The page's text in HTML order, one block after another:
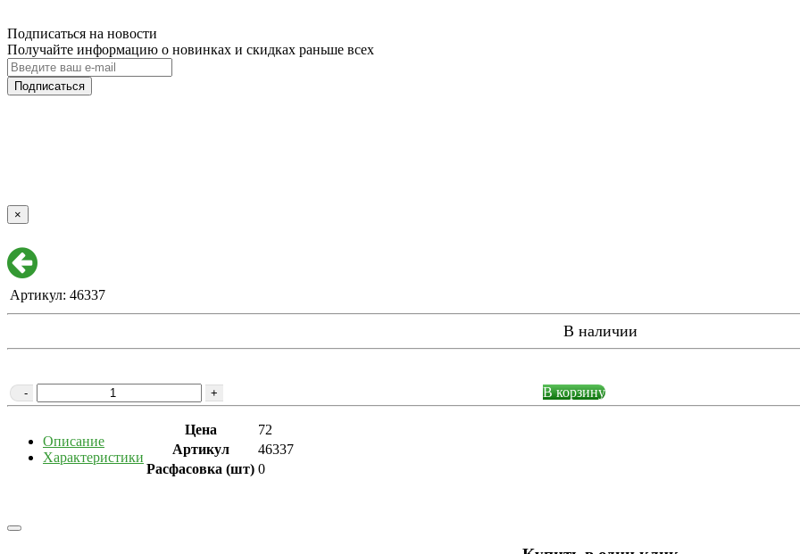
Подписаться на новости
Получайте информацию о новинках и скидках раньше всех
Подписаться
×
Артикул: 46337
В наличии
- + В корзину
Описание
Характеристики
Цена
72
Артикул
46337
Расфасовка (шт) 0